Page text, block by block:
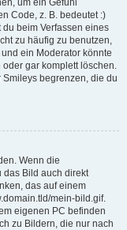
um ein Gefühl
Code, z. B. bedeutet :)
beim Verfassen eines
zu häufig zu benutzen,
ein Moderator könnte
gar komplett löschen.
begrenzen, die du
Wenn die
das Bild auch direkt
das auf einem
mein-bild.gif.
eigenen PC befinden
zu Bildern, die nur nach